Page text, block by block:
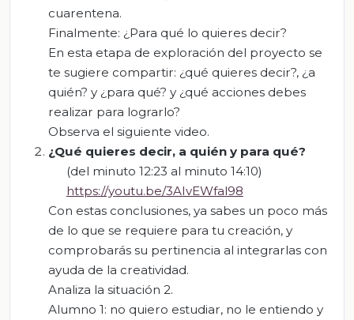
cuarentena.
Finalmente: ¿Para qué lo quieres decir?
En esta etapa de exploración del proyecto se
te sugiere compartir: ¿qué quieres decir?, ¿a
quién? y ¿para qué? y ¿qué acciones debes
realizar para lograrlo?
Observa el siguiente video.
¿Qué quieres decir, a quién y para qué?
(del minuto 12:23 al minuto 14:10)
https://youtu.be/3AIvEWfal98
Con estas conclusiones, ya sabes un poco más
de lo que se requiere para tu creación, y
comprobarás su pertinencia al integrarlas con
ayuda de la creatividad.
Analiza la situación 2.
Alumno 1: no quiero estudiar, no le entiendo y